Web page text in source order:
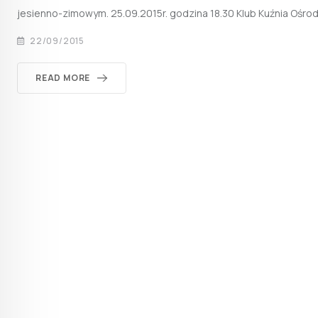
jesienno-zimowym. 25.09.2015r. godzina 18.30 Klub Kuźnia
22/09/2015
READ MORE